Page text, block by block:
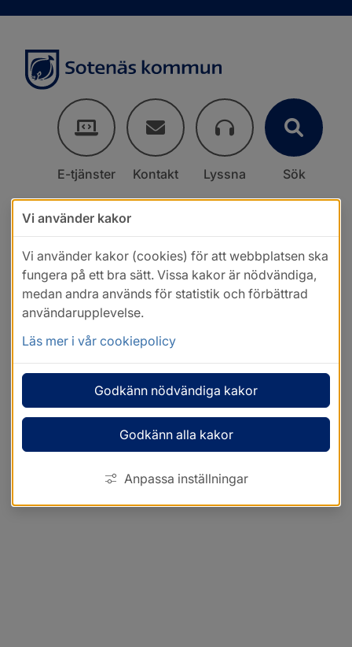
E-tjänster Kontakt Lyssna Sök
Vi använder kakor
Vi använder kakor (cookies) för att webbplatsen ska
fungera på ett bra sätt. Vissa kakor är nödvändiga,
medan andra används för statistik och förbättrad
användarupplevelse.
Läs mer i vår cookiepolicy
Godkänn nödvändiga kakor
Godkänn alla kakor
Anpassa inställningar